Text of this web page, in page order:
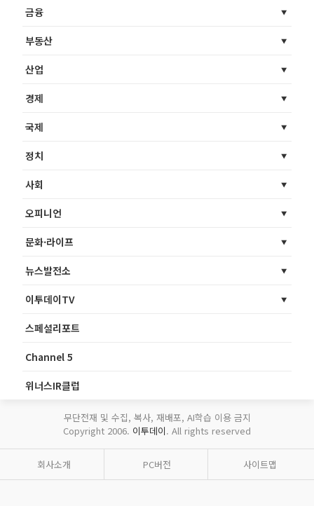
금융
부동산
산업
경제
국제
정치
사회
오피니언
문화·라이프
뉴스발전소
이투데이TV
스페셜리포트
Channel 5
위너스IR클럽
무단전재 및 수집, 복사, 재배포, AI학습 이용 금지
Copyright 2006. 이투데이. All rights reserved
회사소개 PC버전 사이트맵